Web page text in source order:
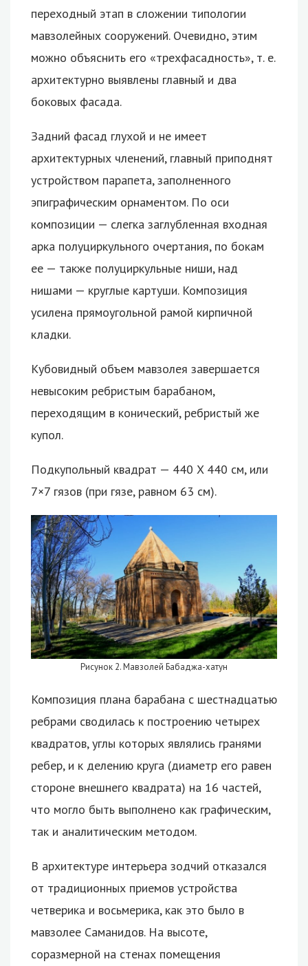
переходный этап в сложении типологии
мавзолейных сооружений. Очевидно, этим
можно объяснить его «трехфасадность», т. е.
архитектурно выявлены главный и два
боковых фасада.
Задний фасад глухой и не имеет
архитектурных членений, главный приподнят
устройством парапета, заполненного
эпиграфическим орнаментом. По оси
композиции — слегка заглубленная входная
арка полуциркульного очертания, по бокам
ее — также полуциркульные ниши, над
нишами — круглые картуши. Композиция
усилена прямоугольной рамой кирпичной
кладки.
Кубовидный объем мавзолея завершается
невысоким ребристым барабаном,
переходящим в конический, ребристый же
купол.
Подкупольный квадрат — 440 X 440 см, или
7×7 гязов (при гязе, равном 63 см).
Рисунок 2. Мавзолей Бабаджа-хатун
Композиция плана барабана с шестнадцатью
ребрами сводилась к построению четырех
квадратов, углы которых являлись гранями
ребер, и к делению круга (диаметр его равен
стороне внешнего квадрата) на 16 частей,
что могло быть выполнено как графическим,
так и аналитическим методом.
В архитектуре интерьера зодчий отказался
от традиционных приемов устройства
четверика и восьмерика, как это было в
мавзолее Саманидов. На высоте,
соразмерной на стенах помещения